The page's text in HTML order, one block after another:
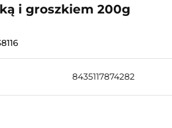
i groszkiem 200g
8435117874282